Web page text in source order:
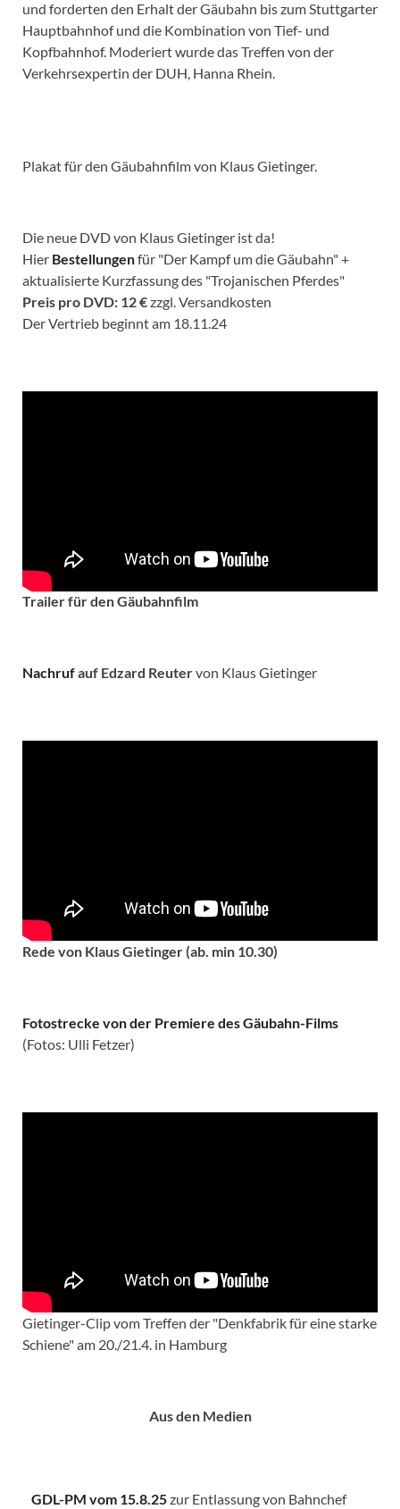
und forderten den Erhalt der Gäubahn bis zum Stuttgarter
Hauptbahnhof und die Kombination von Tief- und
Kopfbahnhof. Moderiert wurde das Treffen von der
Verkehrsexpertin der DUH, Hanna Rhein.
Plakat für den Gäubahnfilm von Klaus Gietinger.
Die neue DVD von Klaus Gietinger ist da!
Hier Bestellungenfür "Der Kampf um die Gäubahn" +
aktualisierte Kurzfassung des "Trojanischen Pferdes"
Preis pro DVD: 12 €zzgl. Versandkosten
Der Vertrieb beginnt am 18.11.24
Trailer für den Gäubahnfilm
Nachrufauf Edzard Reutervon Klaus Gietinger
Rede von Klaus Gietinger (ab. min 10.30)
Fotostrecke von der Premiere des Gäubahn-Films
(Fotos: Ulli Fetzer)
Gietinger-Clip vom Treffen der "Denkfabrik für eine starke
Schiene" am 20./21.4. in Hamburg
Aus den Medien
GDL-PM vom 15.8.25zur Entlassung von Bahnchef